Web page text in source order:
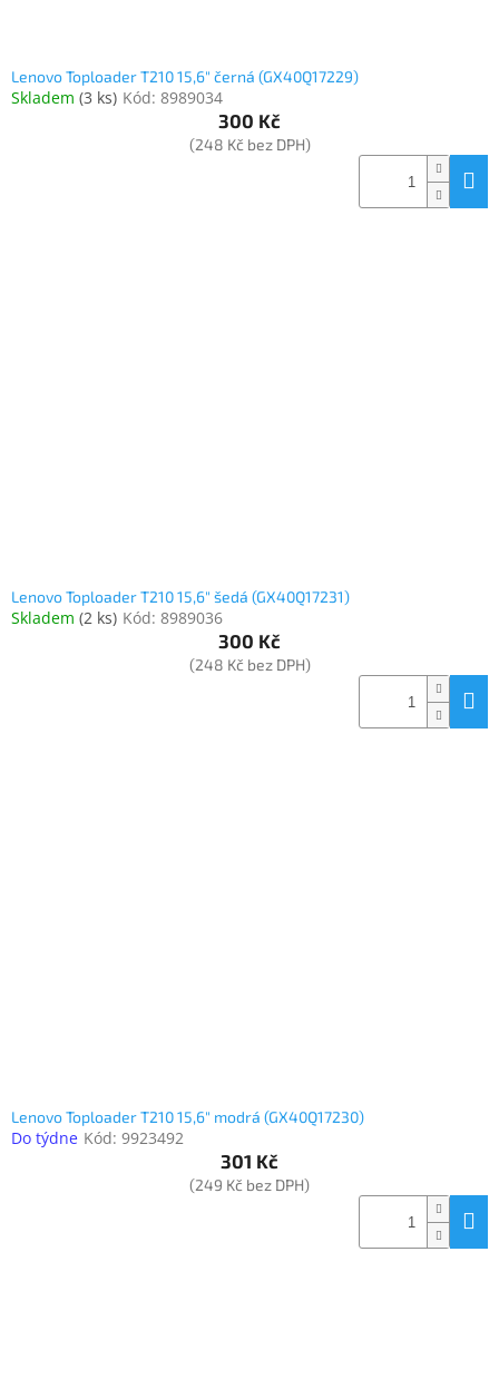
Lenovo Toploader T210 15,6" černá (GX40Q17229)
Skladem (3 ks) Kód: 8989034
300 Kč
(248 Kč bez DPH)
Lenovo Toploader T210 15,6" šedá (GX40Q17231)
Skladem (2 ks) Kód: 8989036
300 Kč
(248 Kč bez DPH)
Lenovo Toploader T210 15,6" modrá (GX40Q17230)
Do týdne Kód: 9923492
301 Kč
(249 Kč bez DPH)